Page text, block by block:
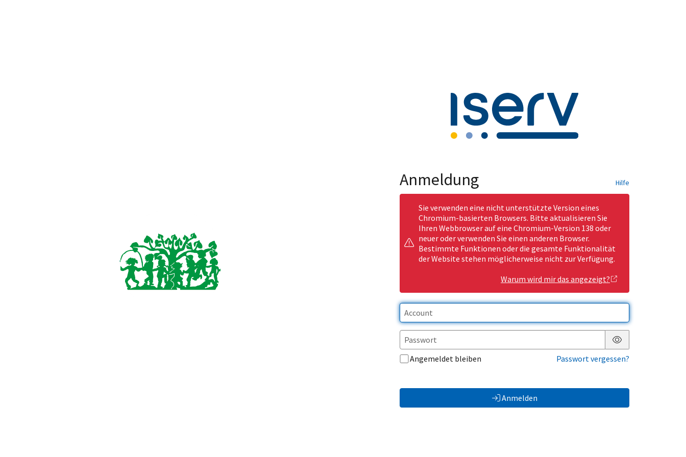
Anmeldung Hilfe
Sie verwenden eine nicht unterstützte Version eines
Chromium-basierten Browsers. Bitte aktualisieren Sie
Ihren Webbrowser auf eine Chromium-Version 138 oder
neuer oder verwenden Sie einen anderen Browser.
Bestimmte Funktionen oder die gesamte Funktionalität
der Website stehen möglicherweise nicht zur Verfügung.
Warum wird mir das angezeigt?
Passwort anzeigen
Angemeldet bleiben
Passwort vergessen?
Anmelden